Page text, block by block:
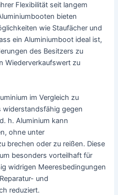
Flexibilität seit langem
bieten
wie Staufächer und
ein Aluminiumboot ideal ist,
des Besitzers zu
Wiederverkaufswert zu
im Vergleich zu
widerstandsfähig gegen
h. Aluminium kann
ohne unter
brechen oder zu reißen. Diese
besonders vorteilhaft für
widrigen Meeresbedingungen
und
reduziert.